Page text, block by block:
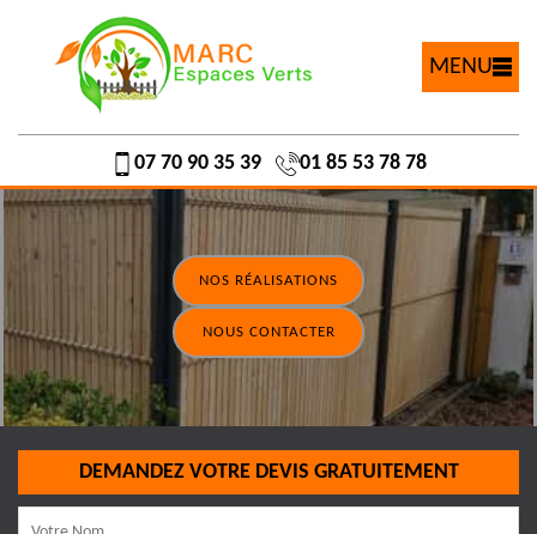
MENU
07 70 90 35 39 01 85 53 78 78
NOS RÉALISATIONS
NOUS CONTACTER
DEMANDEZ VOTRE DEVIS GRATUITEMENT